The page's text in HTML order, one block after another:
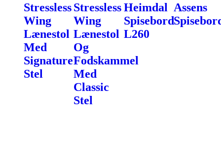
Stressless
Wing
Lænestol
Med
Signature
Stel
Stressless
Wing
Lænestol
Og
Fodskammel
Med
Classic
Stel
Heimdal
Spisebord
L260
Assens